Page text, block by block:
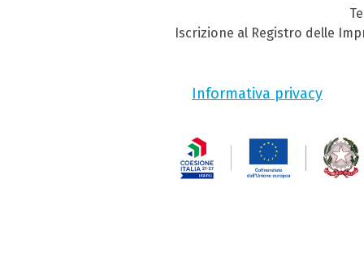
Iscrizione al Registro delle
Informativa privacy